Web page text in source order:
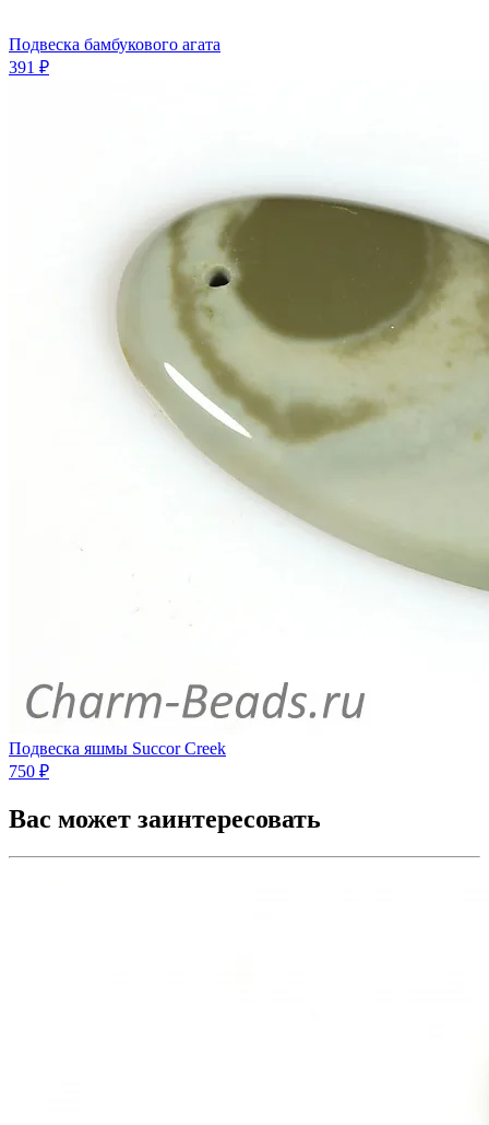
Подвеска бамбукового агата
391 ₽
Подвеска яшмы Succor Creek
750 ₽
Вас может заинтересовать